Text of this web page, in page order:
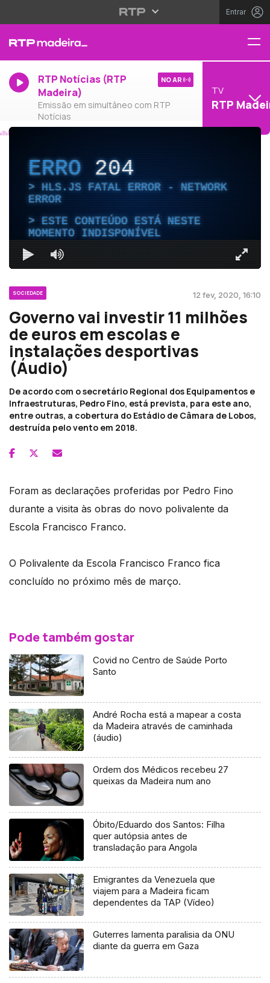
Entrar
RTP Notícias (RTP
Madeira)
Emissão em simultâneo com RTP
Notícias
NO AR
TV
RTP
ERRO204
HLS.JS FATAL ERROR - NETWORK
ERROR
ESTE CONTEÚDO ESTÁ NESTE
MOMENTO INDISPONÍVEL
SOCIEDADE 12 fev, 2020, 16:10
Governo vai investir 11 milhões
de euros em escolas e
instalações desportivas
(Áudio)
De acordo com o secretário Regional dos Equipamentos e
Infraestruturas, Pedro Fino, está prevista, para este ano,
entre outras, a cobertura do Estádio de Câmara de Lobos,
destruída pelo vento em 2018.
Foram as declarações proferidas por Pedro Fino
durante a visita às obras do novo polivalente da
Escola Francisco Franco.
O Polivalente da Escola Francisco Franco fica
concluído no próximo mês de março.
Pode também gostar
Covid no Centro de Saúde Porto
Santo
André Rocha está a mapear a costa
da Madeira através de caminhada
(áudio)
Ordem dos Médicos recebeu 27
queixas da Madeira num ano
Óbito/Eduardo dos Santos: Filha
quer autópsia antes de
transladação para Angola
Emigrantes da Venezuela que
viajem para a Madeira ficam
dependentes da TAP (Vídeo)
Guterres lamenta paralisia da ONU
diante da guerra em Gaza